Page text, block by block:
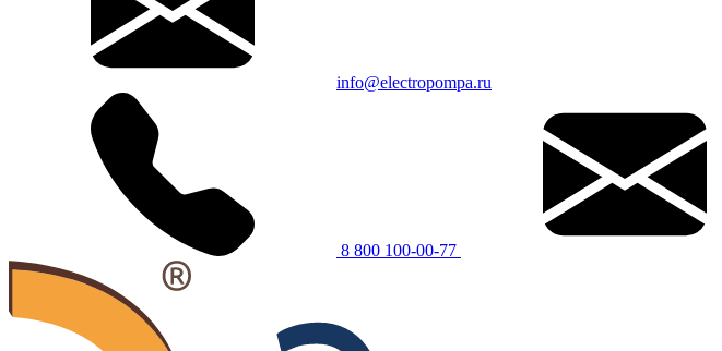
info@electropompa.ru
8 800 100-00-77